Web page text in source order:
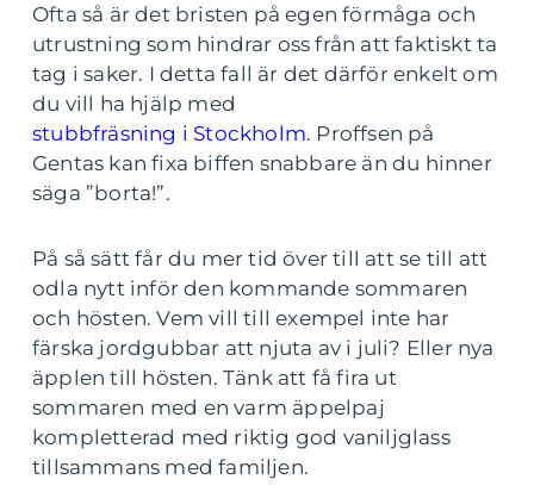
Ofta så är det bristen på egen förmåga och
utrustning som hindrar oss från att faktiskt ta
tag i saker. I detta fall är det därför enkelt om
du vill ha hjälp med
stubbfräsning i Stockholm. Proffsen på
Gentas kan fixa biffen snabbare än du hinner
säga ”borta!”.
På så sätt får du mer tid över till att se till att
odla nytt inför den kommande sommaren
och hösten. Vem vill till exempel inte har
färska jordgubbar att njuta av i juli? Eller nya
äpplen till hösten. Tänk att få fira ut
sommaren med en varm äppelpaj
kompletterad med riktig god vaniljglass
tillsammans med familjen.